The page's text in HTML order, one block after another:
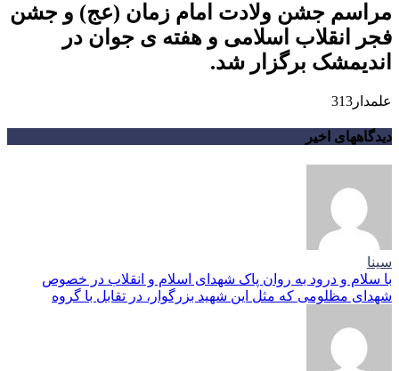
مراسم جشن ولادت امام زمان (عج) و جشن
فجر انقلاب اسلامی و هفته ی جوان در
اندیمشک برگزار شد.
علمدار313
دیدگاههای اخیر
سینا
با سلام و درود به روان پاک شهدای اسلام و انقلاب در خصوص
شهدای مظلومی که مثل این شهید بزرگوار، در تقابل با گروه